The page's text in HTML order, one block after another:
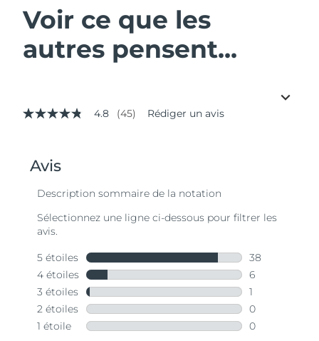
Voir ce que les
autres pensent...
4.8
valeur
note
Read
Lien
même
4.8 (45) Rédiger un avis